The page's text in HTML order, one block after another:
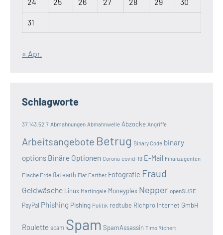
31
« Apr.
Schlagworte
37.143.52.7 Abmahnungen Abmahnwelle Abzocke Angriffe
Arbeitsangebote Betrug Binary Code binary
options Binäre Optionen Corona covid-19 E-Mail Finanzagenten
Flache Erde flat earth Flat Earther Fotografie Fraud
Geldwäsche Linux Martingale Moneyplex Nepper openSUSE
PayPal Phishing Pishing Politik redtube Richpro Internet GmbH
Roulette scam Spam SpamAssassin Timo Richert